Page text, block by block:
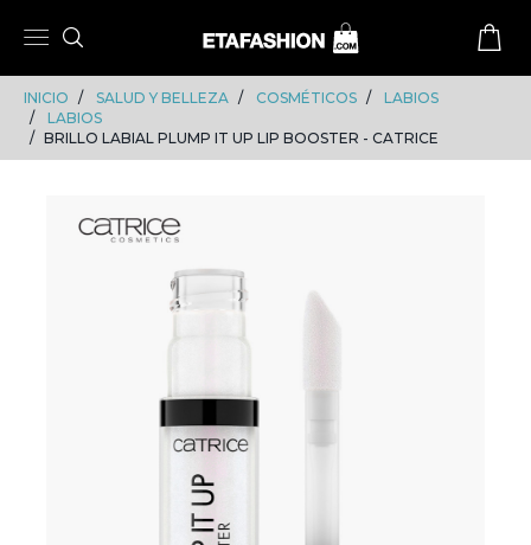
INICIO SALUD Y BELLEZA COSMÉTICOS
LABIOS
LABIOS
BRILLO LABIAL PLUMP IT UP LIP BOOSTER - CATRICE